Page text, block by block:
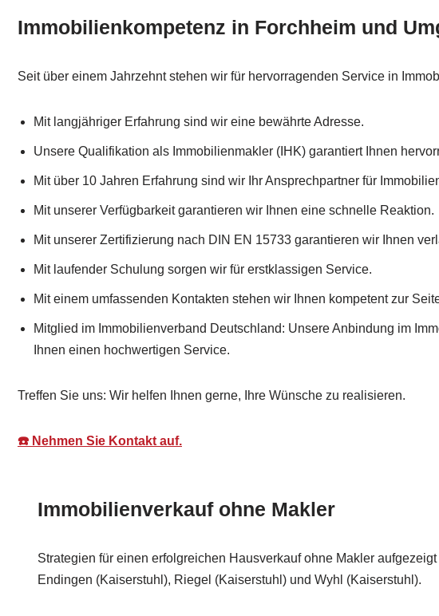
Immobilienkompetenz in Forchheim und
Seit über einem Jahrzehnt stehen wir für hervorragenden Service in
Mit langjähriger Erfahrung sind wir eine bewährte Adresse.
Unsere Qualifikation als Immobilienmakler (IHK) garantiert Ihnen
Mit über 10 Jahren Erfahrung sind wir Ihr Ansprechpartner für
Mit unserer Verfügbarkeit garantieren wir Ihnen eine schnelle Reaktion.
Mit unserer Zertifizierung nach DIN EN 15733 garantieren wir Ihnen
Mit laufender Schulung sorgen wir für erstklassigen Service.
Mit einem umfassenden Kontakten stehen wir Ihnen kompetent zur
Mitglied im Immobilienverband Deutschland: Unsere Anbindung im
Ihnen einen hochwertigen Service.
Treffen Sie uns: Wir helfen Ihnen gerne, Ihre Wünsche zu realisieren.
☎️ Nehmen Sie Kontakt auf.
Immobilienverkauf ohne Makler
Strategien für einen erfolgreichen Hausverkauf ohne Makler
Endingen (Kaiserstuhl), Riegel (Kaiserstuhl) und Wyhl (Kaiserstuhl).